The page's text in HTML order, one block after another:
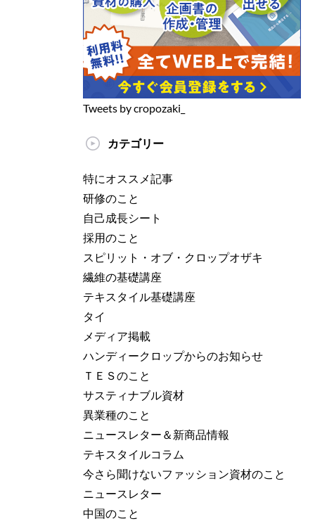
Tweets by cropozaki_
カテゴリー
特にオススメ記事
研修のこと
自己成長シート
採用のこと
スピリット・オブ・クロップオザキ
繊維の基礎講座
テキスタイル基礎講座
タイ
メディア掲載
ハンディークロップからのお知らせ
ＴＥＳのこと
サスティナブル資材
異業種のこと
ニュースレター＆新商品情報
テキスタイルコラム
今さら聞けないファッション資材のこと
ニュースレター
中国のこと